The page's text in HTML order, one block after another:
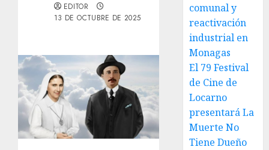
EDITOR
13 DE OCTUBRE DE 2025
comunal y
reactivación
industrial en
Monagas
El 79 Festival
de Cine de
Locarno
presentará La
Muerte No
Tiene Dueño